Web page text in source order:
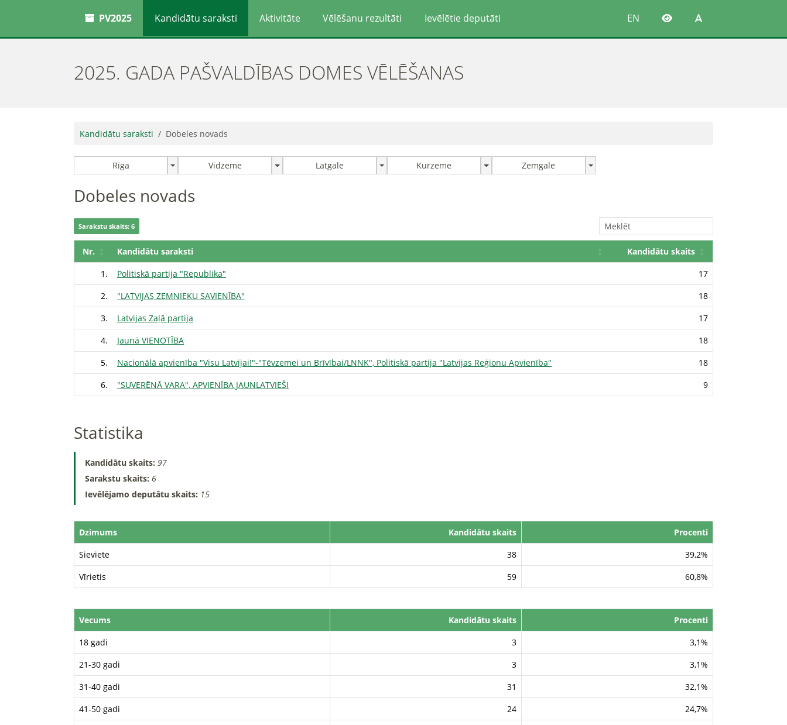
PV2025 Kandidātu saraksti Aktivitāte Vēlēšanu rezultāti Ievēlētie deputāti EN
2025. GADA PAŠVALDĪBAS DOMES VĒLĒŠANAS
Kandidātu saraksti Dobeles novads
Rīga Vidzeme Latgale Kurzeme Zemgale
Dobeles novads
Sarakstu skaits: 6
Nr. Kandidātu saraksti
Kandidātu skaits
1.
Politiskā partija "Republika"
17
2.
"LATVIJAS ZEMNIEKU SAVIENĪBA"
18
3.
Latvijas Zaļā partija
17
4.
Jaunā VIENOTĪBA
18
5.
Nacionālā apvienība "Visu Latvijai!"-"Tēvzemei un Brīvībai/LNNK", Politiskā partija "Latvijas Reģionu Apvienība"
18
6.
"SUVERĒNĀ VARA", APVIENĪBA JAUNLATVIEŠI 9
Statistika
Kandidātu skaits: 97
Sarakstu skaits: 6
Ievēlējamo deputātu skaits: 15
Dzimums Kandidātu skaits
Procenti
Sieviete
38
39,2%
Vīrietis
59 60,8%
Vecums Kandidātu skaits
Procenti
18 gadi
3
3,1%
21-30 gadi
3
3,1%
31-40 gadi
31
32,1%
41-50 gadi
24
24,7%